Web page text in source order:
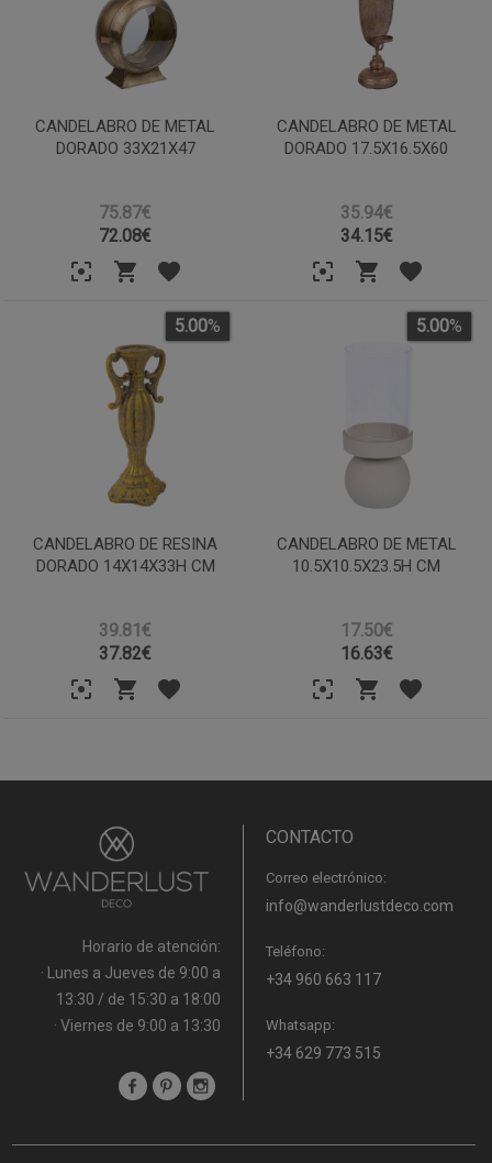
CANDELABRO DE METAL
DORADO 33X21X47
75.87€
72.08€
CANDELABRO DE METAL
DORADO 17.5X16.5X60
35.94€
34.15€
CANDELABRO DE RESINA
DORADO 14X14X33H CM
39.81€
5.00%
37.82€
CANDELABRO DE METAL
10.5X10.5X23.5H CM
17.50€
5.00%
16.63€
Horario de atención:
· Lunes a Jueves de 9:00 a
13:30 / de 15:30 a 18:00
· Viernes de 9:00 a 13:30
CONTACTO
Correo electrónico:
info@wanderlustdeco.com
Teléfono:
+34 960 663 117
Whatsapp:
+34 629 773 515